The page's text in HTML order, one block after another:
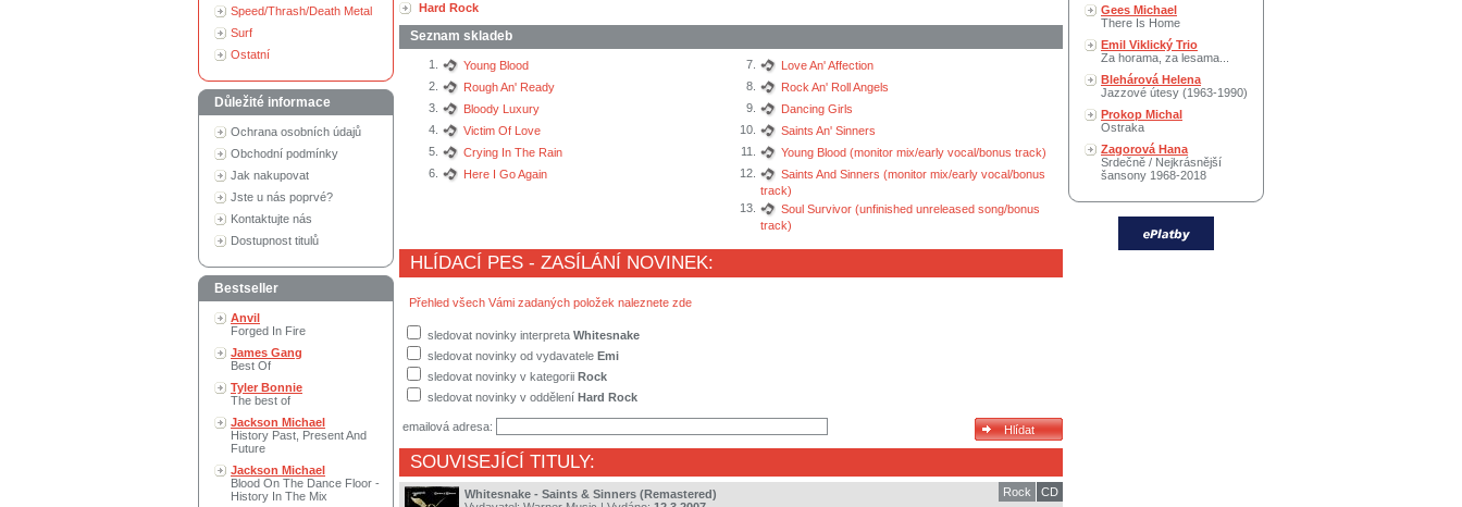
Speed/Thrash/Death Metal
Surf
Ostatní
Důležité informace
Ochrana osobních údajů
Obchodní podmínky
Jak nakupovat
Jste u nás poprvé?
Kontaktujte nás
Dostupnost titulů
Bestseller
Anvil
Forged In Fire
James Gang
Best Of
Tyler Bonnie
The best of
Jackson Michael
History Past, Present And
Future
Jackson Michael
Blood On The Dance Floor -
History In The Mix
Hard Rock
Seznam skladeb
1.
Young Blood
2.
Rough An' Ready
3.
Bloody Luxury
4.
Victim Of Love
5.
Crying In The Rain
6.
Here I Go Again
7.
Love An' Affection
8.
Rock An' Roll Angels
9.
Dancing Girls
10.
Saints An' Sinners
11.
Young Blood (monitor mix/early vocal/bonus track)
12.
Saints And Sinners (monitor mix/early vocal/bonus
track)
13.
Soul Survivor (unfinished unreleased song/bonus
track)
HLÍDACÍ PES - ZASÍLÁNÍ NOVINEK:
Přehled všech Vámi zadaných položek naleznete zde
sledovat novinky interpreta Whitesnake
sledovat novinky od vydavatele Emi
sledovat novinky v kategorii Rock
sledovat novinky v oddělení Hard Rock
emailová adresa:
SOUVISEJÍCÍ TITULY:
Whitesnake - Saints & Sinners (Remastered)
CD
Rock
Gees Michael
There Is Home
Emil Viklický Trio
Za horama, za lesama...
Blehárová Helena
Jazzové útesy (1963-1990)
Prokop Michal
Ostraka
Zagorová Hana
Srdečně / Nejkrásnější
šansony 1968-2018